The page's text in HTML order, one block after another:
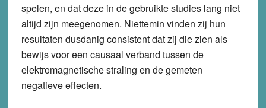
spelen, en dat deze in de gebruikte studies lang niet
altijd zijn meegenomen. Niettemin vinden zij hun
resultaten dusdanig consistent dat zij die zien als
bewijs voor een causaal verband tussen de
elektromagnetische straling en de gemeten
negatieve effecten.